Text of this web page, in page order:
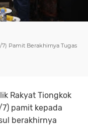
Pamit Berakhirnya Tugas
Rakyat Tiongkok
pamit kepada
berakhirnya